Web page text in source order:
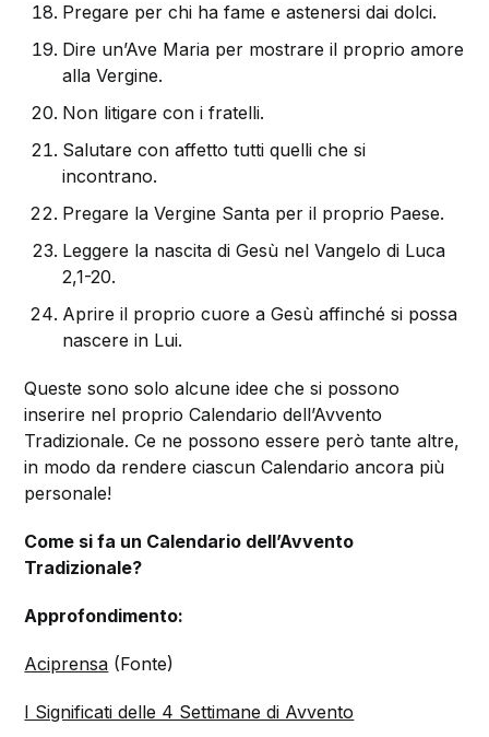
Pregare per chi ha fame e astenersi dai dolci.
Dire un’Ave Maria per mostrare il proprio amore
alla Vergine.
Non litigare con i fratelli.
Salutare con affetto tutti quelli che si
incontrano.
Pregare la Vergine Santa per il proprio Paese.
Leggere la nascita di Gesù nel Vangelo di Luca
2,1-20.
Aprire il proprio cuore a Gesù affinché si possa
nascere in Lui.
Queste sono solo alcune idee che si possono
inserire nel proprio Calendario dell’Avvento
Tradizionale. Ce ne possono essere però tante altre,
in modo da rendere ciascun Calendario ancora più
personale!
Come si fa un Calendario dell’Avvento
Tradizionale?
Approfondimento:
Aciprensa (Fonte)
I Significati delle 4 Settimane di Avvento